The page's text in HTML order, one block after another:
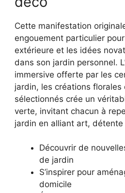
Cette manifestation
engouement particulier
extérieure et les idées
dans son jardin personnel.
immersive offerte par les
jardin, les créations florales
sélectionnés crée un
verte, invitant chacun à
jardin en alliant art,
Découvrir de
de jardin
S’inspirer pour
domicile